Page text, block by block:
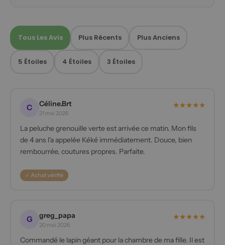
Tous Les Avis Plus Récents Plus Anciens
5 Étoiles 4 Étoiles 3 Étoiles
C Céline.Brt
21 mai 2026
★★★★★
La peluche grenouille verte est arrivée ce matin. Mon fils
de 4 ans l'a appelée Kéké immédiatement. Douce, bien
rembourrée, coutures propres. Parfaite.
✓ Achat vérifié
G greg_papa
20 mai 2026
★★★★★
Commandé le lapin géant pour la chambre de ma fille. Il est